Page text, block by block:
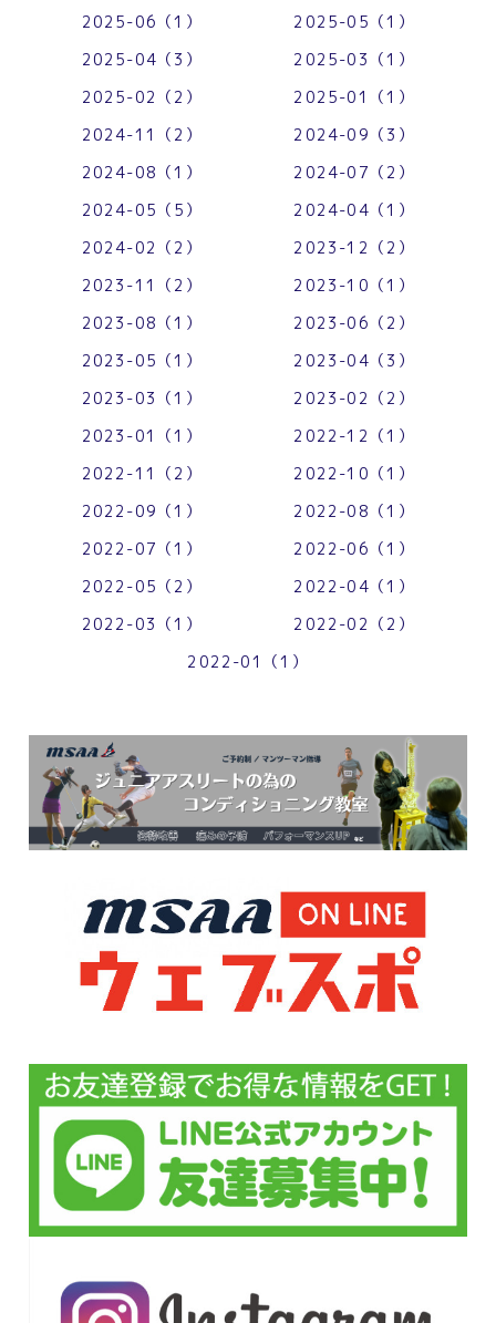
2025-06（1）
2025-05（1）
2025-04（3）
2025-03（1）
2025-02（2）
2025-01（1）
2024-11（2）
2024-09（3）
2024-08（1）
2024-07（2）
2024-05（5）
2024-04（1）
2024-02（2）
2023-12（2）
2023-11（2）
2023-10（1）
2023-08（1）
2023-06（2）
2023-05（1）
2023-04（3）
2023-03（1）
2023-02（2）
2023-01（1）
2022-12（1）
2022-11（2）
2022-10（1）
2022-09（1）
2022-08（1）
2022-07（1）
2022-06（1）
2022-05（2）
2022-04（1）
2022-03（1）
2022-02（2）
2022-01（1）